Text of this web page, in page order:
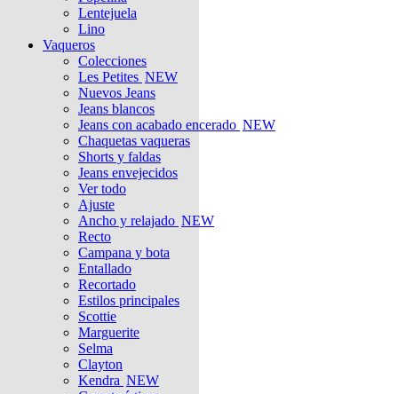
Lentejuela
Lino
Vaqueros
Colecciones
Les Petites NEW
Nuevos Jeans
Jeans blancos
Jeans con acabado encerado NEW
Chaquetas vaqueras
Shorts y faldas
Jeans envejecidos
Ver todo
Ajuste
Ancho y relajado NEW
Recto
Campana y bota
Entallado
Recortado
Estilos principales
Scottie
Marguerite
Selma
Clayton
Kendra NEW